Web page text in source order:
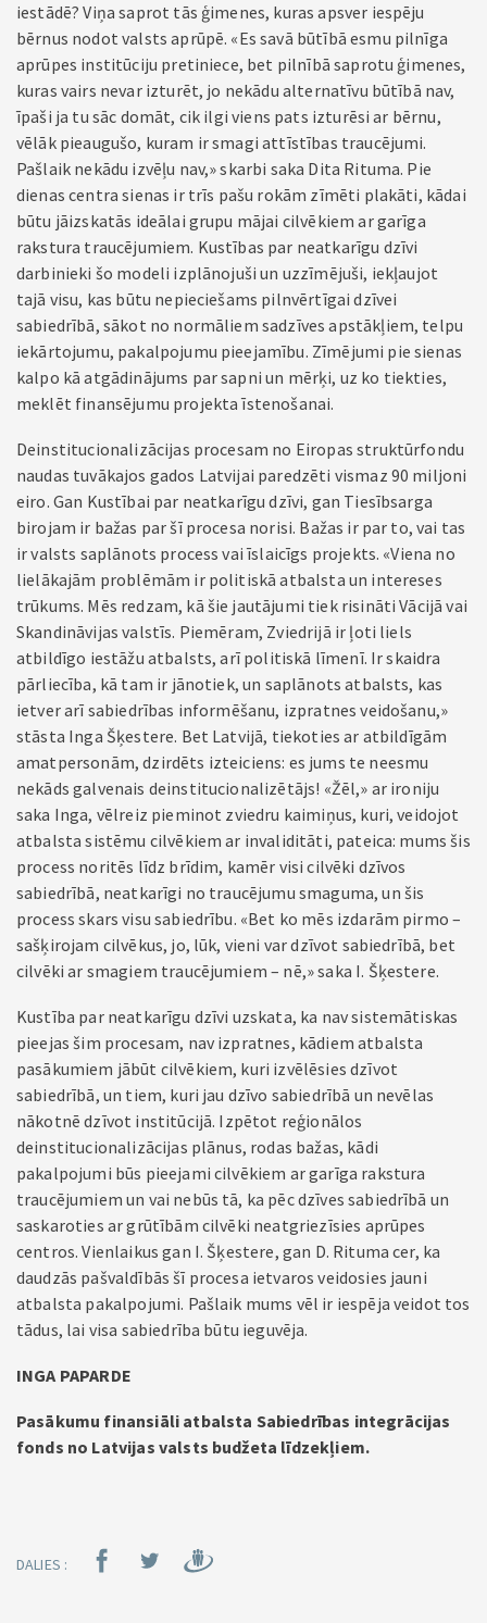
iestādē? Viņa saprot tās ģimenes, kuras apsver iespēju
bērnus nodot valsts aprūpē. «Es savā būtībā esmu pilnīga
aprūpes institūciju pretiniece, bet pilnībā saprotu ģimenes,
kuras vairs nevar izturēt, jo nekādu alternatīvu būtībā nav,
īpaši ja tu sāc domāt, cik ilgi viens pats izturēsi ar bērnu,
vēlāk pieaugušo, kuram ir smagi attīstības traucējumi.
Pašlaik nekādu izvēļu nav,» skarbi saka Dita Rituma. Pie
dienas centra sienas ir trīs pašu rokām zīmēti plakāti, kādai
būtu jāizskatās ideālai grupu mājai cilvēkiem ar garīga
rakstura traucējumiem. Kustības par neatkarīgu dzīvi
darbinieki šo modeli izplānojuši un uzzīmējuši, iekļaujot
tajā visu, kas būtu nepieciešams pilnvērtīgai dzīvei
sabiedrībā, sākot no normāliem sadzīves apstākļiem, telpu
iekārtojumu, pakalpojumu pieejamību. Zīmējumi pie sienas
kalpo kā atgādinājums par sapni un mērķi, uz ko tiekties,
meklēt finansējumu projekta īstenošanai.
Deinstitucionalizācijas procesam no Eiropas struktūrfondu
naudas tuvākajos gados Latvijai paredzēti vismaz 90 miljoni
eiro. Gan Kustībai par neatkarīgu dzīvi, gan Tiesībsarga
birojam ir bažas par šī procesa norisi. Bažas ir par to, vai tas
ir valsts saplānots process vai īslaicīgs projekts. «Viena no
lielākajām problēmām ir politiskā atbalsta un intereses
trūkums. Mēs redzam, kā šie jautājumi tiek risināti Vācijā vai
Skandināvijas valstīs. Piemēram, Zviedrijā ir ļoti liels
atbildīgo iestāžu atbalsts, arī politiskā līmenī. Ir skaidra
pārliecība, kā tam ir jānotiek, un saplānots atbalsts, kas
ietver arī sabiedrības informēšanu, izpratnes veidošanu,»
stāsta Inga Šķestere. Bet Latvijā, tiekoties ar atbildīgām
amatpersonām, dzirdēts izteiciens: es jums te neesmu
nekāds galvenais deinstitucionalizētājs! «Žēl,» ar ironiju
saka Inga, vēlreiz pieminot zviedru kaimiņus, kuri, veidojot
atbalsta sistēmu cilvēkiem ar invaliditāti, pateica: mums šis
process noritēs līdz brīdim, kamēr visi cilvēki dzīvos
sabiedrībā, neatkarīgi no traucējumu smaguma, un šis
process skars visu sabiedrību. «Bet ko mēs izdarām pirmo –
sašķirojam cilvēkus, jo, lūk, vieni var dzīvot sabiedrībā, bet
cilvēki ar smagiem traucējumiem – nē,» saka I. Šķestere.
Kustība par neatkarīgu dzīvi uzskata, ka nav sistemātiskas
pieejas šim procesam, nav izpratnes, kādiem atbalsta
pasākumiem jābūt cilvēkiem, kuri izvēlēsies dzīvot
sabiedrībā, un tiem, kuri jau dzīvo sabiedrībā un nevēlas
nākotnē dzīvot institūcijā. Izpētot reģionālos
deinstitucionalizācijas plānus, rodas bažas, kādi
pakalpojumi būs pieejami cilvēkiem ar garīga rakstura
traucējumiem un vai nebūs tā, ka pēc dzīves sabiedrībā un
saskaroties ar grūtībām cilvēki neatgriezīsies aprūpes
centros. Vienlaikus gan I. Šķestere, gan D. Rituma cer, ka
daudzās pašvaldībās šī procesa ietvaros veidosies jauni
atbalsta pakalpojumi. Pašlaik mums vēl ir iespēja veidot tos
tādus, lai visa sabiedrība būtu ieguvēja.
INGA PAPARDE
Pasākumu finansiāli atbalsta Sabiedrības integrācijas
fonds no Latvijas valsts budžeta līdzekļiem.
DALIES :